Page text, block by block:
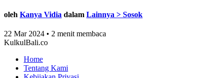
oleh Kanya Vidia dalam Lainnya > Sosok
22 Mar 2024 • 2 menit membaca
KulkulBali.co
Home
Tentang Kami